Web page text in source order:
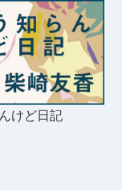
けど日記